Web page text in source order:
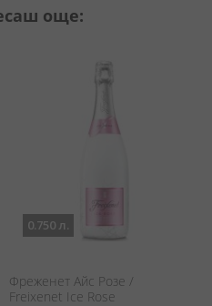
още:
0.750 л.
Фреженет Айс Розе /
Freixenet Ice Rose